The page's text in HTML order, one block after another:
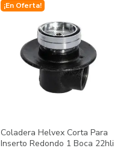
¡En Oferta!
Coladera Helvex Corta Para
Inserto Redondo 1 Boca 22hli